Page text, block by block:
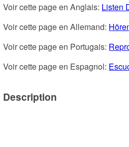
Voir cette page en Anglais: Listen
Voir cette page en Allemand:
Voir cette page en Portugais:
Voir cette page en Espagnol:
Description